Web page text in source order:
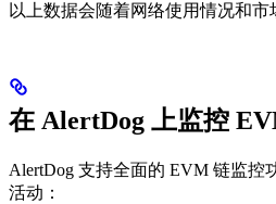
以上数据会随着网络使用情况和市
在 AlertDog 上监控
AlertDog 支持全面的 EVM 链监控
活动：